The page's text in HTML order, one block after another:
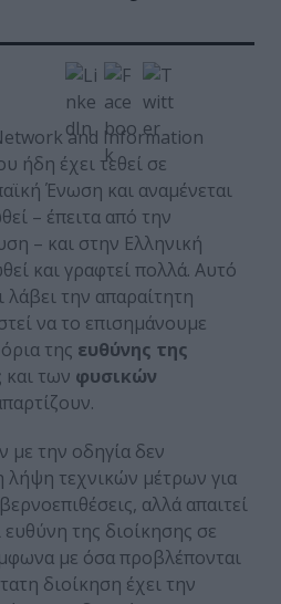
and Information
ήδη έχει τεθεί σε
Ένωση και αναμένεται
– έπειτα από την
– και στην Ελληνική
και γραφτεί πολλά. Αυτό
λάβει την απαραίτητη
να το επισημάνουμε
της ευθύνης της
και των φυσικών
την οδηγία δεν
λήψη τεχνικών μέτρων για
αλλά απαιτεί
της διοίκησης σε
με όσα προβλέπονται
διοίκηση έχει την